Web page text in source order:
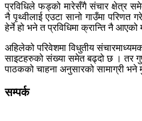
प्रविधिले फड्को मारेसँगै संचार क्षेत्र
नै पृथ्वीलाई एउटा सानो गाउँमा परिणत
हेर्ने हो भने त प्रविधिमा क्रान्ति नै आएको
अहिलेको परिवेशमा विधुतीय
साइटहरुको संख्या समेत बढ्दो छ । तर
पाठकको चाहना अनुसारको सामाग्री भने
सम्पर्क